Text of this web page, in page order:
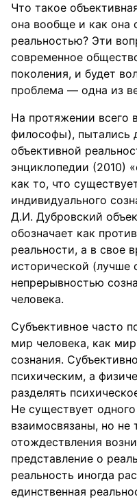
Что такое
она вообще и как она
реальностью? Эти
современное
поколения, и будет
проблема — одна из
На протяжении всего
философы), пытались
объективной
энциклопедии (2010)
как то, что
индивидуального
Д.И. Дубровский
обозначает как
реальности, а в свое
исторической (лучше
непрерывностью
человека.
Субъективное часто
мир человека, как
сознания.
психическим, а
разделять
Не существует
взаимосвязаны, но не
отождествления
представление о
реальность иногда
единственная